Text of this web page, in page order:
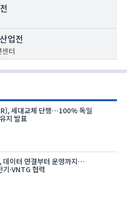
업전
터
세대교체 단행…100% 독일
지 발표
데이터 연결부터 운영까지…
·VNTG 협력